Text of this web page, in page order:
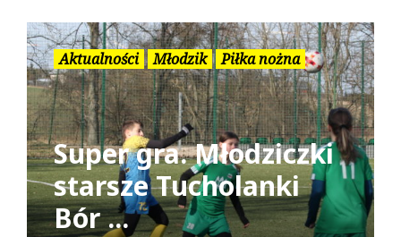
Aktualności Młodzik Piłka nożna
Super gra. Młodziczki
starsze Tucholanki
Bór ...